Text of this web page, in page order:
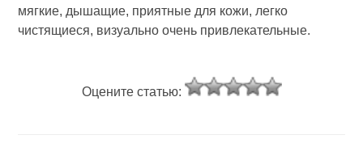
мягкие, дышащие, приятные для кожи, легко
чистящиеся, визуально очень привлекательные.
Оцените статью: